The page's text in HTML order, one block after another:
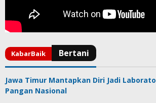
Jawa Timur Mantapkan Diri Jadi
Pangan Nasional